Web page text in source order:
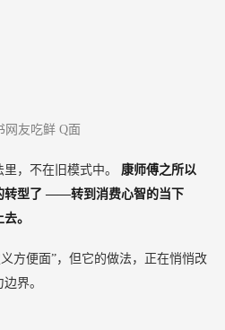
网友吃鲜 Q面
，不在旧模式中。 康师傅之所以
转型了 ——转到消费心智的当下
。
方便面”，但它的做法，正在悄悄改
界。